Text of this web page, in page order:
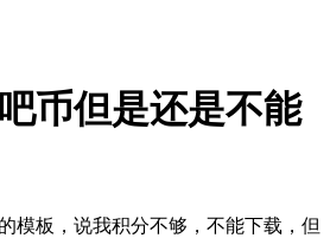
币但是还是不能
模板，说我积分不够，不能下载，但